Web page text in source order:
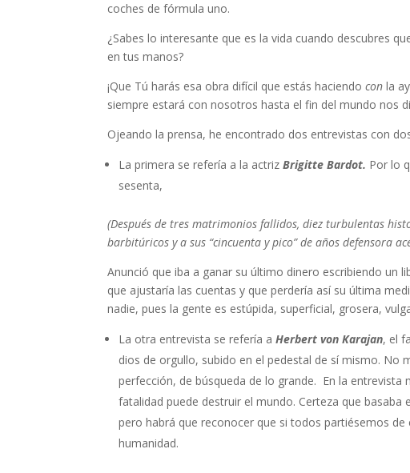
coches de fórmula uno.
¿Sabes lo interesante que es la vida cuando descubres
en tus manos?
¡Que Tú harás esa obra difícil que estás haciendocon la
siempre estará con nosotros hasta el fin del mundo nos
Ojeando la prensa, he encontrado dos entrevistas con
La primera se refería a la actrizBrigitte Bardot. Por lo
sesenta,
(Después de tres matrimonios fallidos, diez turbulentas
barbitúricos y a sus “cincuenta y pico” de años defensora
Anunció que iba a ganar su último dinero escribiendo un
que ajustaría las cuentas y que perdería así su última
nadie, pues la gente es estúpida, superficial, grosera,
La otra entrevista se refería aHerbert von Karajan, el
dios de orgullo, subido en el pedestal de sí mismo. No
perfección, de búsqueda de lo grande. En la
fatalidad puede destruir el mundo. Certeza que
pero habrá que reconocer que si todos partiésemos
humanidad.